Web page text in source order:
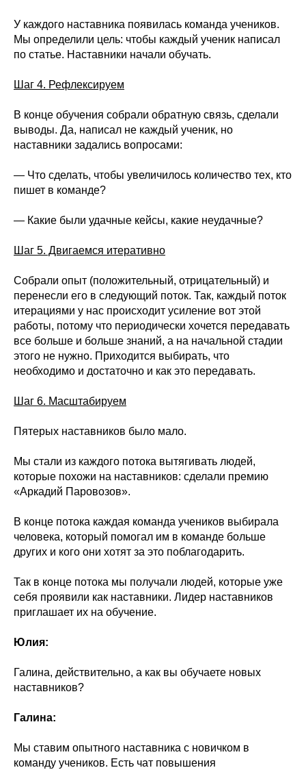
У каждого наставника появилась команда учеников.
Мы определили цель: чтобы каждый ученик написал
по статье. Наставники начали обучать.
Шаг 4. Рефлексируем
В конце обучения собрали обратную связь, сделали
выводы. Да, написал не каждый ученик, но
наставники задались вопросами:
— Что сделать, чтобы увеличилось количество тех, кто
пишет в команде?
— Какие были удачные кейсы, какие неудачные?
Шаг 5. Двигаемся итеративно
Собрали опыт (положительный, отрицательный) и
перенесли его в следующий поток. Так, каждый поток
итерациями у нас происходит усиление вот этой
работы, потому что периодически хочется передавать
все больше и больше знаний, а на начальной стадии
этого не нужно. Приходится выбирать, что
необходимо и достаточно и как это передавать.
Шаг 6. Масштабируем
Пятерых наставников было мало.
Мы стали из каждого потока вытягивать людей,
которые похожи на наставников: сделали премию
«Аркадий Паровозов».
В конце потока каждая команда учеников выбирала
человека, который помогал им в команде больше
других и кого они хотят за это поблагодарить.
Так в конце потока мы получали людей, которые уже
себя проявили как наставники. Лидер наставников
приглашает их на обучение.
Юлия:
Галина, действительно, а как вы обучаете новых
наставников?
Галина:
Мы ставим опытного наставника с новичком в
команду учеников. Есть чат повышения